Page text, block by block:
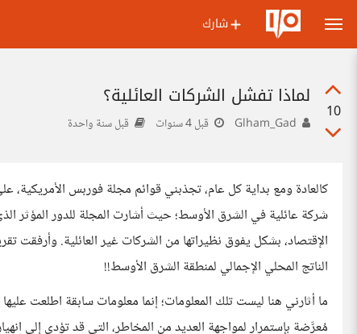
شارك
10
لماذا تفشل الشركات العائلية؟
قبل 4 سنوات قبل سنة واحدة
شركة عائلية في الشرق الأوسط؛ حيث أشارت المجلة للدور المؤثر
الناتج المحلي الإجمالي لمنطقة الشرق الأوسط!!
ما أثارني هنا ليست تلك المعلومات؛ إنما معلومات سابقة اطلعت
مُعرَّضة بإستمرار لمواجهة العديد من المخاطر، التي قد تؤدي إلى